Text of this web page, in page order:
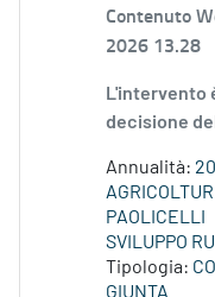
Contenuto
2026 13.28
L'intervento
decisione
Annualità:
PAOLICELLI
SVILUPPO
Tipologia:
GIUNTA